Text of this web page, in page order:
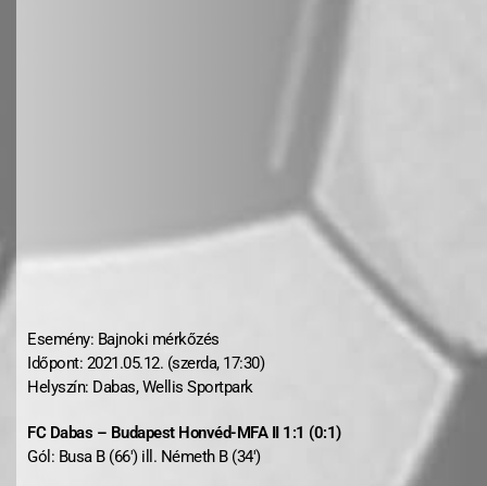
Esemény: Bajnoki mérkőzés
Időpont: 2021.05.12. (szerda, 17:30)
Helyszín: Dabas, Wellis Sportpark
FC Dabas – Budapest Honvéd-MFA II 1:1 (0:1)
Gól: Busa B (66′) ill. Németh B (34′)